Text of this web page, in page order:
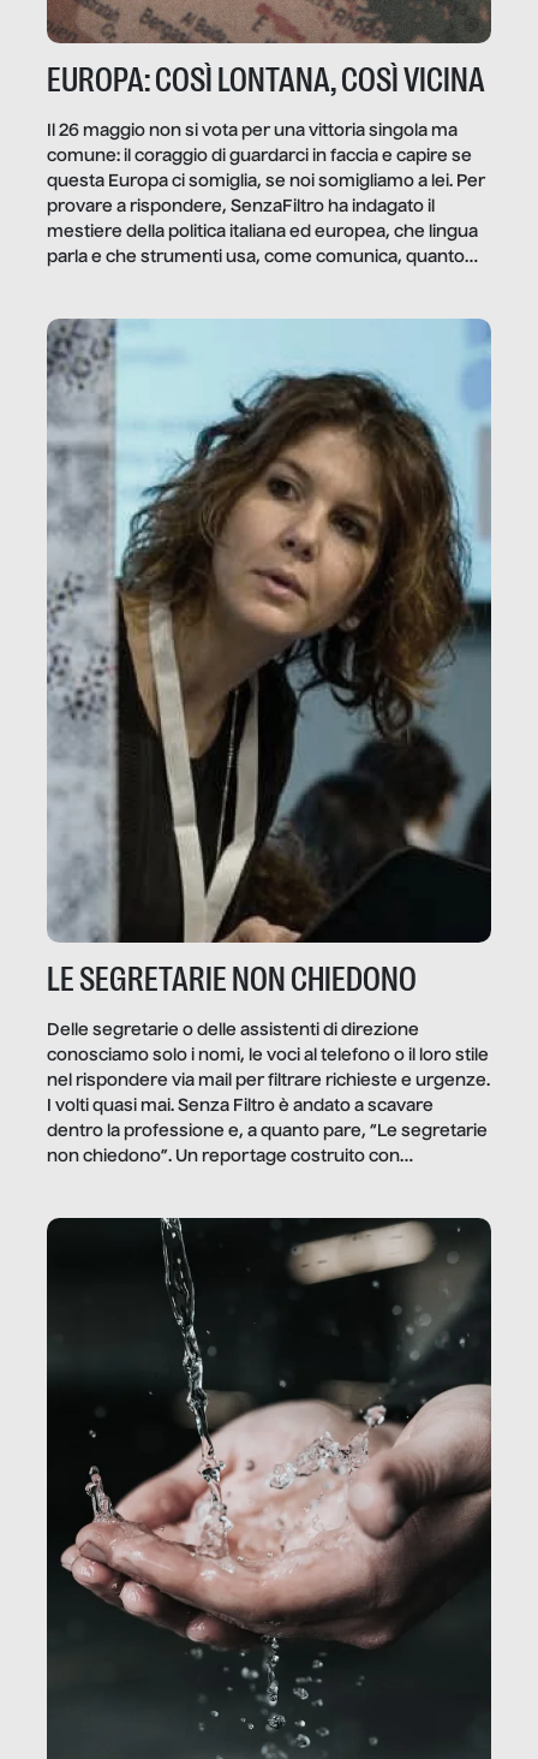
EUROPA: COSÌ LONTANA, COSÌ VICINA
Il 26 maggio non si vota per una vittoria singola ma
comune: il coraggio di guardarci in faccia e capire se
questa Europa ci somiglia, se noi somigliamo a lei. Per
provare a rispondere, SenzaFiltro ha indagato il
mestiere della politica italiana ed europea, che lingua
parla e che strumenti usa, come comunica, quanto
LE SEGRETARIE NON CHIEDONO
Delle segretarie o delle assistenti di direzione
conosciamo solo i nomi, le voci al telefono o il loro stile
nel rispondere via mail per filtrare richieste e urgenze.
I volti quasi mai. Senza Filtro è andato a scavare
dentro la professione e, a quanto pare, “Le segretarie
non chiedono”. Un reportage costruito con